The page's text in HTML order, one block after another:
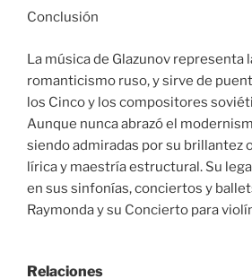
Conclusión
La música de Glazunov representa
romanticismo ruso, y sirve de
los Cinco y los compositores
Aunque nunca abrazó el
siendo admiradas por su brillantez
lírica y maestría estructural. Su
en sus sinfonías, conciertos y
Raymonda y su Concierto para
Relaciones